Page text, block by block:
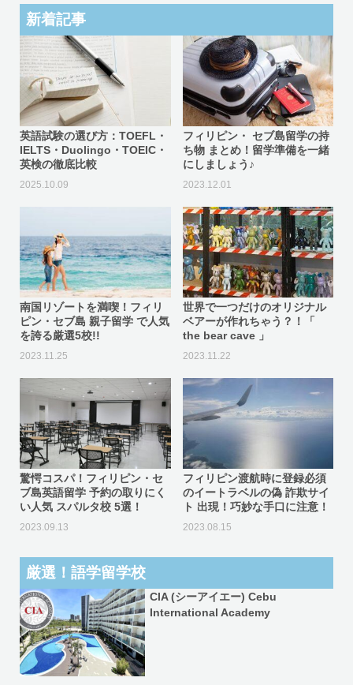
新着記事
英語試験の選び方：TOEFL・
IELTS・Duolingo・TOEIC・
英検の徹底比較
2025.10.09
フィリピン・ セブ島留学の持
ち物 まとめ！留学準備を一緒
にしましょう♪
2023.12.01
南国リゾートを満喫！フィリ
ピン・セブ島 親子留学 で人気
を誇る厳選5校!!
2023.11.25
世界で一つだけのオリジナル
ベアーが作れちゃう？！「
the bear cave 」
2023.11.22
驚愕コスパ！フィリピン・セ
ブ島英語留学 予約の取りにく
い人気 スパルタ校 5選！
2023.09.13
フィリピン渡航時に登録必須
のイートラベルの偽 詐欺サイ
ト 出現！巧妙な手口に注意！
2023.08.15
厳選！語学留学校
CIA (シーアイエー) Cebu
International Academy